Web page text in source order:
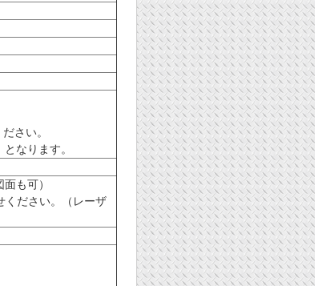
さい。
なります。
も可）
ください。（レーザ